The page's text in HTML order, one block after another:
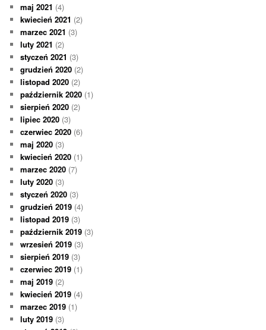
maj 2021 (4)
kwiecień 2021 (2)
marzec 2021 (3)
luty 2021 (2)
styczeń 2021 (3)
grudzień 2020 (2)
listopad 2020 (2)
październik 2020 (1)
sierpień 2020 (2)
lipiec 2020 (3)
czerwiec 2020 (6)
maj 2020 (3)
kwiecień 2020 (1)
marzec 2020 (7)
luty 2020 (3)
styczeń 2020 (3)
grudzień 2019 (4)
listopad 2019 (3)
październik 2019 (3)
wrzesień 2019 (3)
sierpień 2019 (3)
czerwiec 2019 (1)
maj 2019 (2)
kwiecień 2019 (4)
marzec 2019 (1)
luty 2019 (3)